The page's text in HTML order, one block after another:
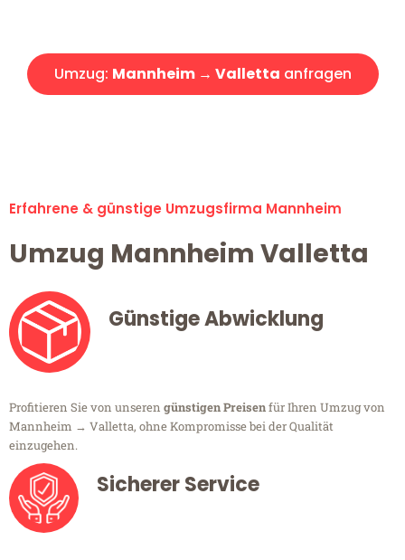
Umzug: Mannheim → Valletta anfragen
Erfahrene & günstige Umzugsfirma Mannheim
Umzug Mannheim Valletta
Günstige Abwicklung
Profitieren Sie von unseren günstigen Preisenfür Ihren Umzug von
Mannheim → Valletta, ohne Kompromisse bei der Qualität
einzugehen.
Sicherer Service